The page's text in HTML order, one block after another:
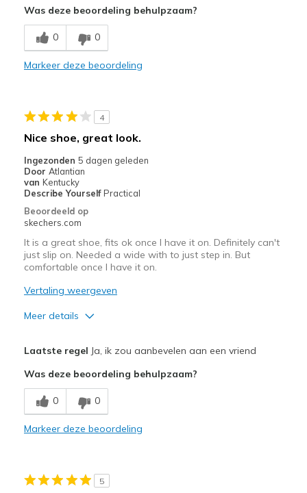
Comfortable
Stylish
View On Shoes
Shoes are for Wearing
Was deze beoordeling behulpzaam?
0 0
Markeer deze beoordeling
4
Nice shoe, great look.
Ingezonden 5 dagen geleden
Door Atlantian
van Kentucky
Describe Yourself Practical
Beoordeeld op
skechers.com
It is a great shoe, fits ok once I have it on. Definitely can't
just slip on. Needed a wide with to just step in. But
comfortable once I have it on.
Vertaling weergeven
Meer details
Breathe Well
Stylish
Laatste regel Ja, ik zou aanbevelen aan een vriend
Was deze beoordeling behulpzaam?
0 0
Markeer deze beoordeling
5